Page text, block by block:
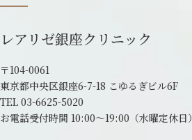
レアリゼ銀座クリニック
〒104-0061
東京都中央区銀座6-7-18 こゆるぎビル6F
TEL 03-6625-5020
お電話受付時間 10:00～19:00 （水曜定休日）